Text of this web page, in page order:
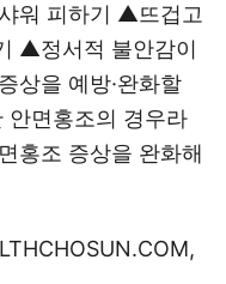
워 피하기 ▲뜨겁고
▲정서적 불안감이
상을 예방·완화할
안면홍조의 경우라
홍조 증상을 완화해